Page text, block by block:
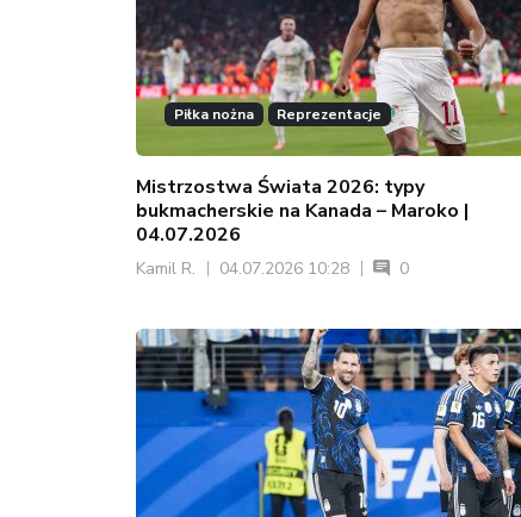
Piłka nożna Reprezentacje
Mistrzostwa Świata 2026: typy
bukmacherskie na Kanada – Maroko |
04.07.2026
Kamil R. 04.07.2026 10:28 0